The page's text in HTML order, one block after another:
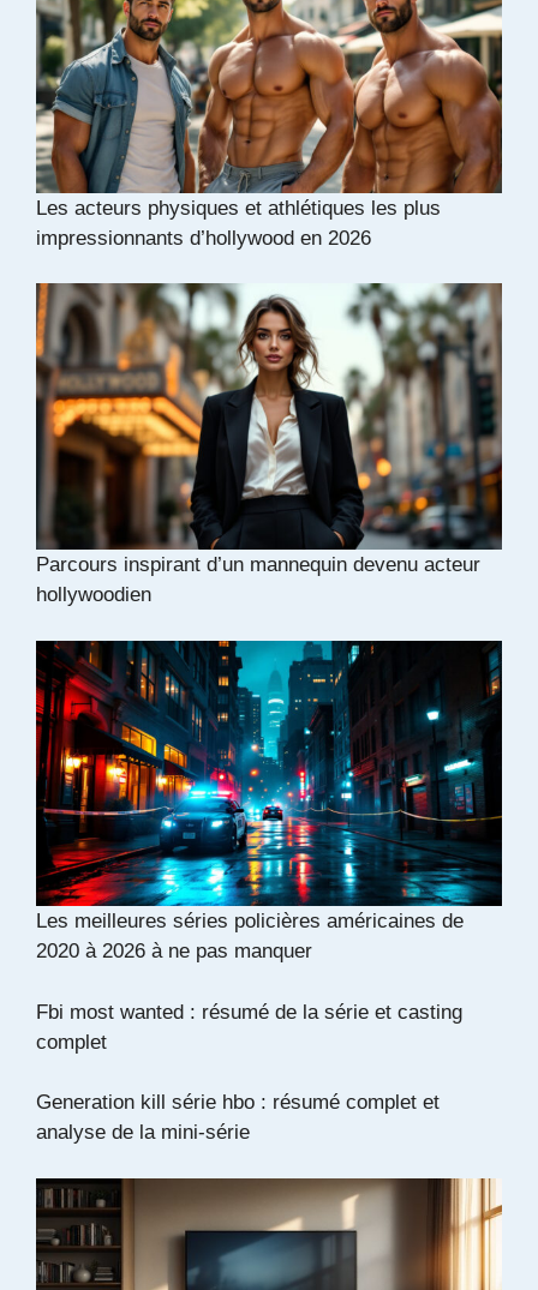
Les acteurs physiques et athlétiques les plus
impressionnants d’hollywood en 2026
Parcours inspirant d’un mannequin devenu acteur
hollywoodien
Les meilleures séries policières américaines de
2020 à 2026 à ne pas manquer
Fbi most wanted : résumé de la série et casting
complet
Generation kill série hbo : résumé complet et
analyse de la mini-série